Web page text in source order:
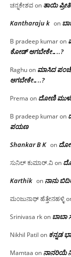
ಚನ್ನಕೇಶವon ತಾಯಿ
Kantharaju k on
B pradeep kumaron
ಕೋಡ್ ಆಗಬೇಕೇ…..?‌
Raghuon ಮಾಸಿದ
ಆಗಬೇಕೇ…..?‌
Prema on ದೋಣಿ
B pradeep kumaron
ಪಯಣ
Shankar B K on
ಸುನಿಲ್ ಕುಮಾರ್.ವಿon
Karthik on ನಾನು
ಮಂಜುನಾಥ್ ಹೆತ್ತೇನಹಳ್ಳಿ
Srinivasa rkon ಬಾಬಾ
Nikhil Patil on ಕನ್ನಡ
Mamtaa on ನಾನರಿಯೆ